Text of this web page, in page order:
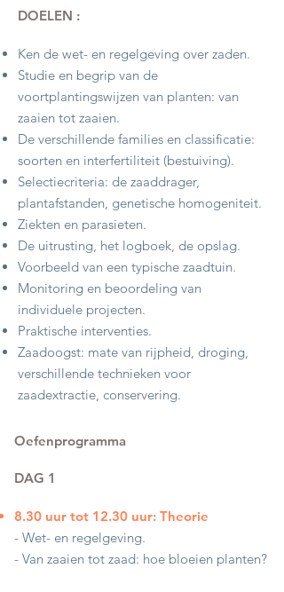
DOELEN :
Ken de wet- en regelgeving over zaden.
Studie en begrip van de
voortplantingswijzen van planten: van
zaaien tot zaaien.
De verschillende families en classificatie:
soorten en interfertiliteit (bestuiving).
Selectiecriteria: de zaaddrager,
plantafstanden, genetische homogeniteit.
Ziekten en parasieten.
De uitrusting, het logboek, de opslag.
Voorbeeld van een typische zaadtuin.
Monitoring en beoordeling van
individuele projecten.
Praktische interventies.
Zaadoogst: mate van rijpheid, droging,
verschillende technieken voor
zaadextractie, conservering.
Oefenprogramma
DAG 1
8.30 uur tot 12.30 uur: Theorie
- Wet- en regelgeving.
- Van zaaien tot zaad: hoe bloeien planten?